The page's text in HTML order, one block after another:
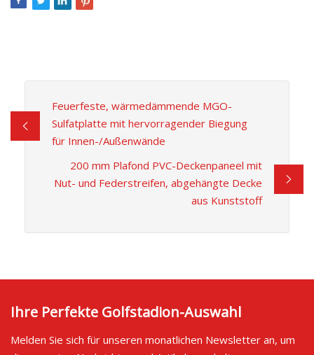
Feuerfeste, wärmedämmende MGO-
Sulfatplatte mit hervorragender Biegung
für Innen-/Außenwände
200 mm Plafond PVC-Deckenpaneel mit
Nut- und Federstreifen, abgehängte Decke
aus Kunststoff
Ihre Perfekte Golfstadion-Auswahl
Melden Sie sich für unseren monatlichen Newsletter an, um